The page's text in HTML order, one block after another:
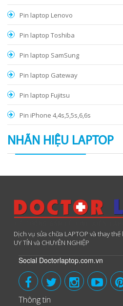
Pin laptop Lenovo
Pin laptop Toshiba
Pin laptop SamSung
Pin laptop Gateway
Pin laptop Fujitsu
Pin iPhone 4,4s,5,5s,6,6s
NHÃN HIỆU LAPTOP
Dịch vụ sửa chữa LAPTOP và thay thế
UY TÍN và CHUYÊN NGHIỆP
Social Doctorlaptop.com.vn
Thông tin